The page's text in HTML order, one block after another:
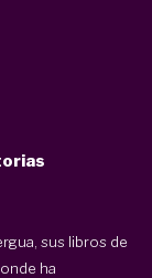
sus libros de
ha